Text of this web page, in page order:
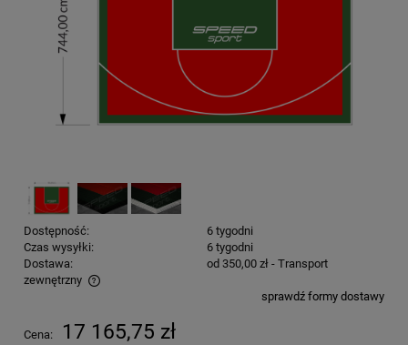
Dostępność:
6 tygodni
Czas wysyłki:
6 tygodni
Dostawa:
od 350,00 zł - Transport
zewnętrzny
Cena nie zawiera ewentualnych kosztów płatnościsprawdź formy dostawy
Cena: 17 165,75 zł